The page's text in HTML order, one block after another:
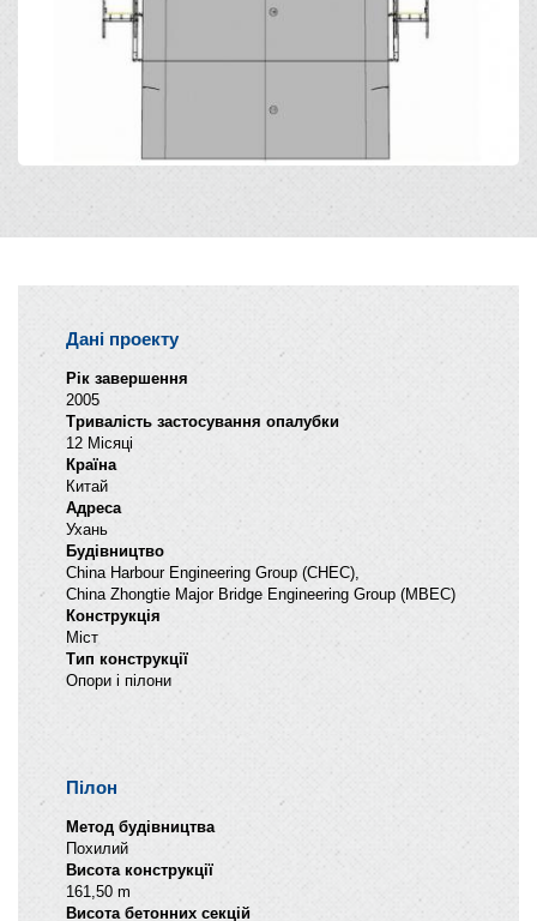
Дані проекту
Рік завершення
2005
Тривалість застосування опалубки
12 Місяці
Країна
Китай
Адреса
Ухань
Будівництво
China Harbour Engineering Group (CHEC),
China Zhongtie Major Bridge Engineering Group (MBEC)
Конструкція
Міст
Тип конструкції
Опори і пілони
Пілон
Метод будівництва
Похилий
Висота конструкції
161,50 m
Висота бетонних секцій